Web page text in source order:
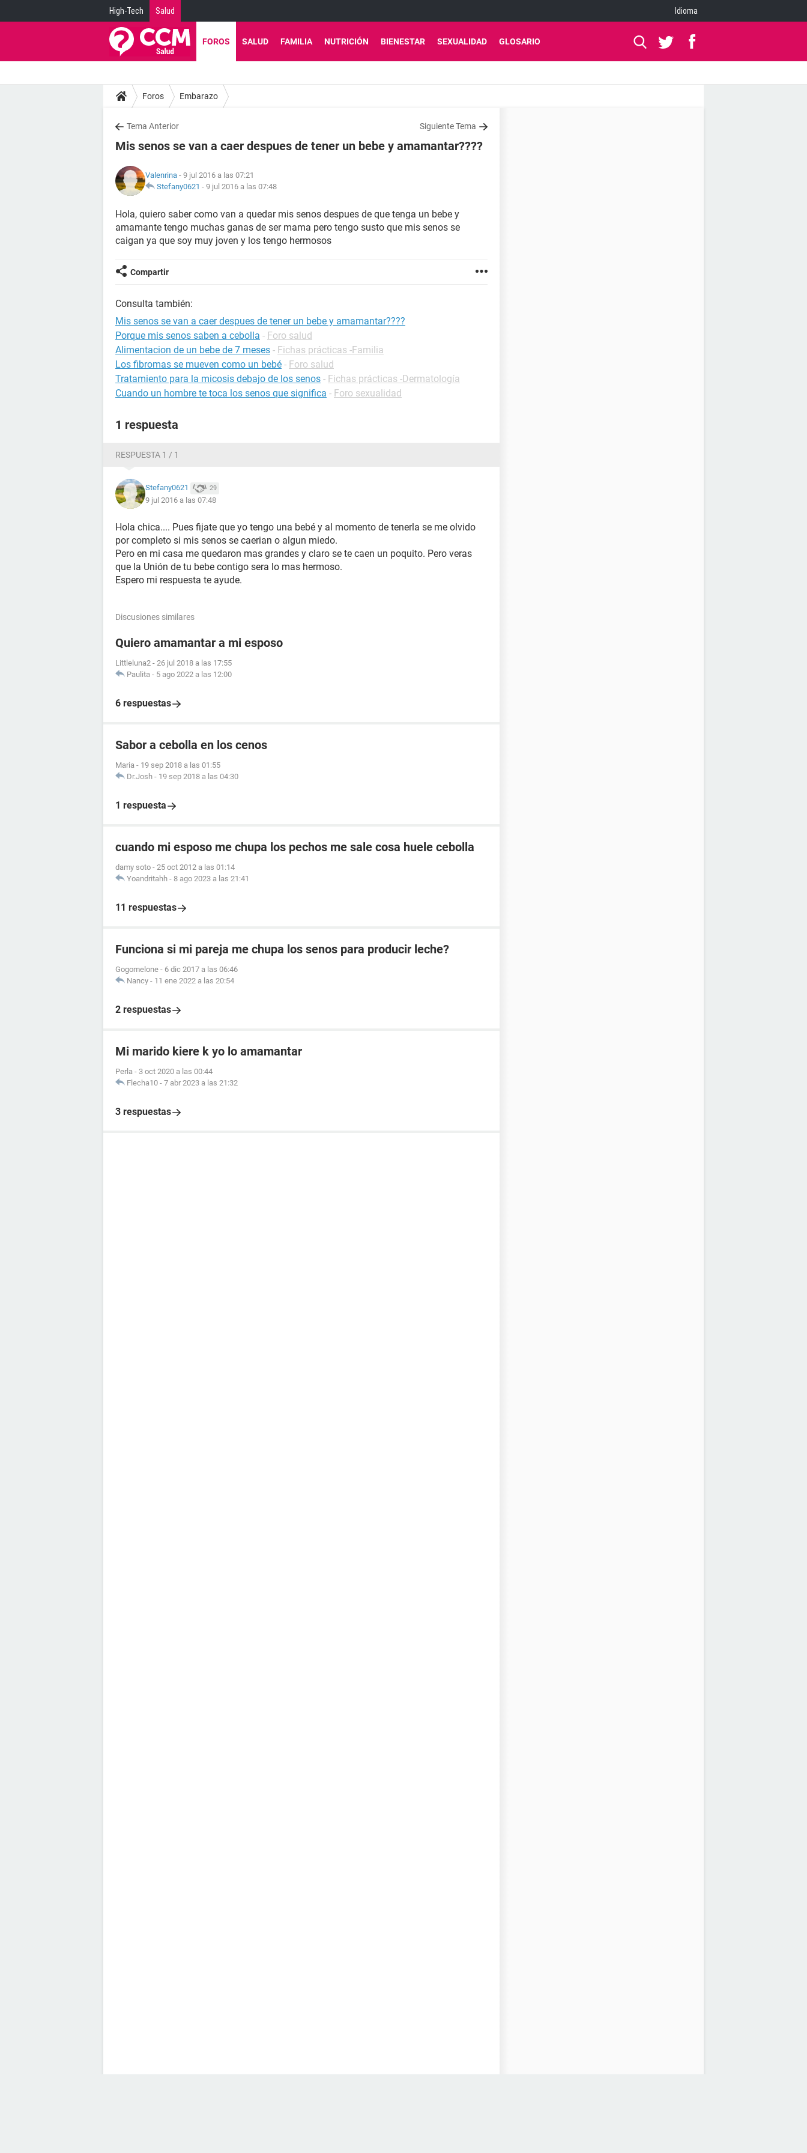
High-Tech Salud Idioma
FOROS SALUD FAMILIA NUTRICIÓN BIENESTAR SEXUALIDAD GLOSARIO
Foros Embarazo
Tema Anterior Siguiente Tema
Mis senos se van a caer despues de tener un bebe y amamantar????
Valenrina - 9 jul 2016 a las 07:21
Stefany0621 - 9 jul 2016 a las 07:48
Hola, quiero saber como van a quedar mis senos despues de que tenga un bebe y
amamante tengo muchas ganas de ser mama pero tengo susto que mis senos se
caigan ya que soy muy joven y los tengo hermosos
Compartir
Consulta también:
Mis senos se van a caer despues de tener un bebe y amamantar????
Porque mis senos saben a cebolla - Foro salud
Alimentacion de un bebe de 7 meses - Fichas prácticas -Familia
Los fibromas se mueven como un bebé - Foro salud
Tratamiento para la micosis debajo de los senos - Fichas prácticas -Dermatología
Cuando un hombre te toca los senos que significa - Foro sexualidad
1 respuesta
RESPUESTA 1 / 1
Stefany0621 29
9 jul 2016 a las 07:48
Hola chica.... Pues fijate que yo tengo una bebé y al momento de tenerla se me olvido
por completo si mis senos se caerian o algun miedo.
Pero en mi casa me quedaron mas grandes y claro se te caen un poquito. Pero veras
que la Unión de tu bebe contigo sera lo mas hermoso.
Espero mi respuesta te ayude.
Discusiones similares
Quiero amamantar a mi esposo
Littleluna2 - 26 jul 2018 a las 17:55
Paulita - 5 ago 2022 a las 12:00
6 respuestas
Sabor a cebolla en los cenos
Maria - 19 sep 2018 a las 01:55
Dr.Josh - 19 sep 2018 a las 04:30
1 respuesta
cuando mi esposo me chupa los pechos me sale cosa huele cebolla
damy soto - 25 oct 2012 a las 01:14
Yoandritahh - 8 ago 2023 a las 21:41
11 respuestas
Funciona si mi pareja me chupa los senos para producir leche?
Gogomelone - 6 dic 2017 a las 06:46
Nancy - 11 ene 2022 a las 20:54
2 respuestas
Mi marido kiere k yo lo amamantar
Perla - 3 oct 2020 a las 00:44
Flecha10 - 7 abr 2023 a las 21:32
3 respuestas